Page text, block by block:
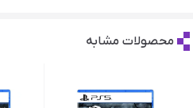
محصولات مشابه